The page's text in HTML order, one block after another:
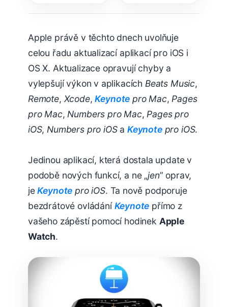
Apple právě v těchto dnech uvolňuje
celou řadu aktualizací aplikací pro iOS i
OS X. Aktualizace opravují chyby a
vylepšují výkon v aplikacích Beats Music,
Remote, Xcode,Keynote pro Mac, Pages
pro Mac, Numbers pro Mac, Pages pro
iOS, Numbers pro iOSa Keynotepro iOS.
Jedinou aplikací, která dostala update v
podobě nových funkcí, a ne „jen” oprav,
jeKeynote pro iOS. Ta nově podporuje
bezdrátové ovládáníKeynote přímo z
vašeho zápěstí pomocí hodinek Apple
Watch.